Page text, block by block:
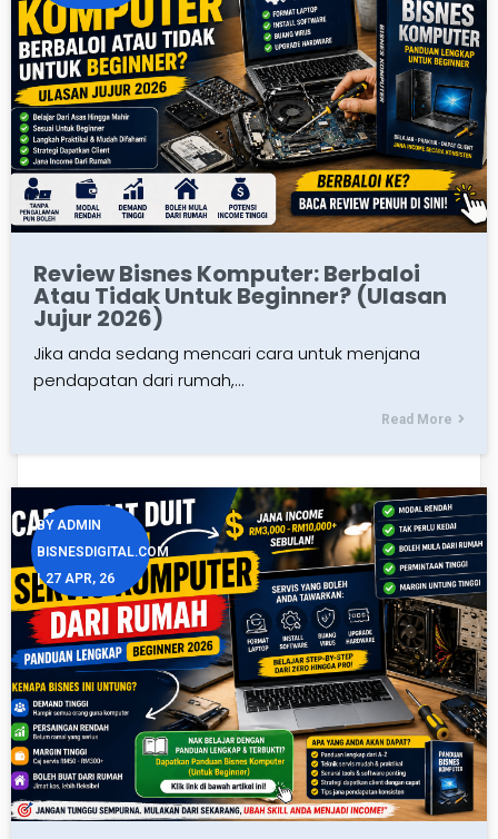
Review Bisnes Komputer: Berbaloi
Atau Tidak Untuk Beginner? (Ulasan
Jujur 2026)
Jika anda sedang mencari cara untuk menjana
pendapatan dari rumah,…
Read More
BYADMIN
BISNESDIGITAL.COM
| 27 APR, 26